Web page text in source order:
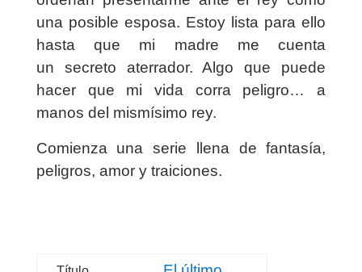
una posible esposa. Estoy lista para ello
hasta que mi madre me cuenta
un secreto aterrador. Algo que puede
hacer que mi vida corra peligro… a
manos del mismísimo rey.
Comienza una serie llena de fantasía,
peligros, amor y traiciones.